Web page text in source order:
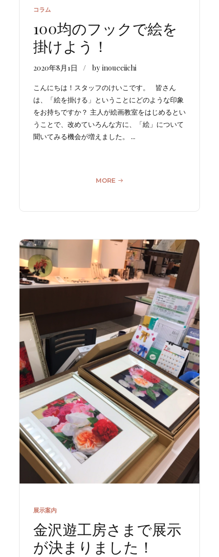
コラム
100均のフックで絵を
掛けよう！
2020年8月1日 by inoueeiichi
こんにちは！スタッフのけいこです。 皆さん
は、「絵を掛ける」ということにどのような印象
をお持ちですか？ 主人が絵画教室をはじめるとい
うことで、改めていろんな方に、「絵」について
聞いてみる機会が増えました。 ...
展示案内
金沢遊工房さまで展示
が決まりました！